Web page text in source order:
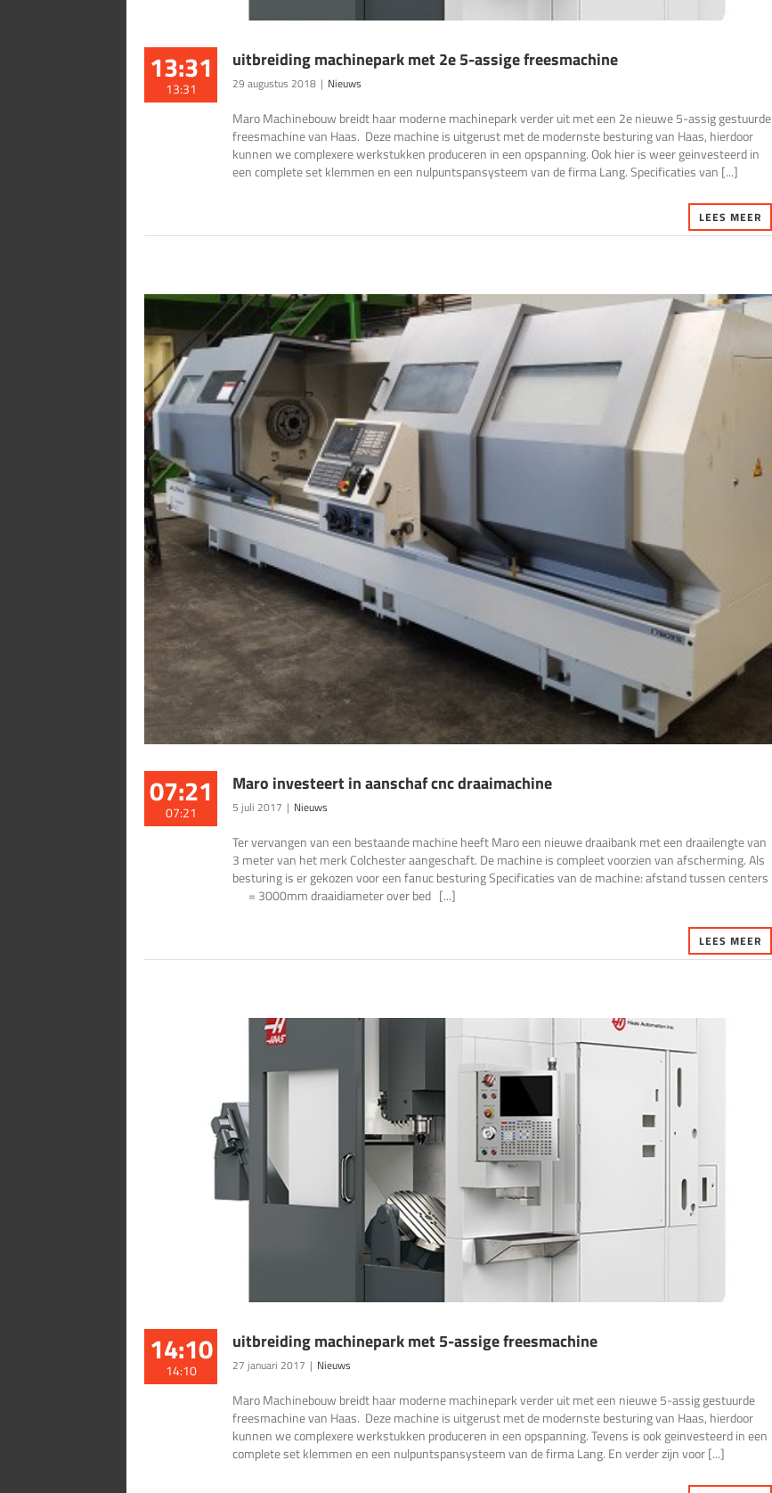
13:31
13:31
uitbreiding machinepark met 2e 5-assige freesmachine
29 augustus 2018 | Nieuws
Maro Machinebouw breidt haar moderne machinepark verder uit met een 2e nieuwe 5-assig gestuurde
freesmachine van Haas. Deze machine is uitgerust met de modernste besturing van Haas, hierdoor
kunnen we complexere werkstukken produceren in een opspanning. Ook hier is weer geinvesteerd in
een complete set klemmen en een nulpuntspansysteem van de firma Lang. Specificaties van [...]
LEES MEER
07:21
07:21
Maro investeert in aanschaf cnc draaimachine
5 juli 2017 | Nieuws
Ter vervangen van een bestaande machine heeft Maro een nieuwe draaibank met een draailengte van
3 meter van het merk Colchester aangeschaft. De machine is compleet voorzien van afscherming. Als
besturing is er gekozen voor een fanuc besturing Specificaties van de machine: afstand tussen centers
= 3000mm draaidiameter over bed [...]
LEES MEER
14:10
14:10
uitbreiding machinepark met 5-assige freesmachine
27 januari 2017 | Nieuws
Maro Machinebouw breidt haar moderne machinepark verder uit met een nieuwe 5-assig gestuurde
freesmachine van Haas. Deze machine is uitgerust met de modernste besturing van Haas, hierdoor
kunnen we complexere werkstukken produceren in een opspanning. Tevens is ook geinvesteerd in een
complete set klemmen en een nulpuntspansysteem van de firma Lang. En verder zijn voor [...]